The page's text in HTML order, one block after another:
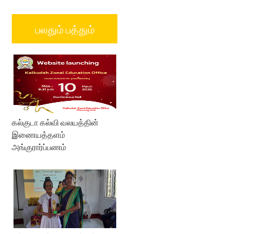
பலதும் பத்தும்
கல்குடா கல்வி வலயத்தின்
இணையத்தளம்
அங்குரார்ப்பணம்